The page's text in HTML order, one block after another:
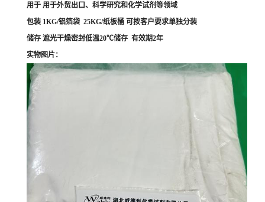
用于 用于外贸出口、科学研究和化学试剂等领域
包装 1KG/铝箔袋 25KG/纸板桶 可按客户要求单独分装
储存 遮光干燥密封低温20℃储存 有效期2年
实物图片：